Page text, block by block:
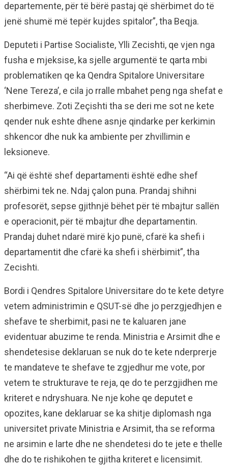
departemente, për të bërë pastaj që shërbimet do të
jenë shumë më tepër kujdes spitalor”, tha Beqja.
Deputeti i Partise Socialiste, Ylli Zecishti, qe vjen nga
fusha e mjeksise, ka sjelle argumentë te qarta mbi
problematiken qe ka Qendra Spitalore Universitare
‘Nene Tereza’, e cila jo rralle mbahet peng nga shefat e
sherbimeve. Zoti Zeçishti tha se deri me sot ne kete
qender nuk eshte dhene asnje qindarke per kerkimin
shkencor dhe nuk ka ambiente per zhvillimin e
leksioneve.
“Ai që është shef departamenti është edhe shef
shërbimi tek ne. Ndaj çalon puna. Prandaj shihni
profesorët, sepse gjithnjë bëhet për të mbajtur sallën
e operacionit, për të mbajtur dhe departamentin.
Prandaj duhet ndarë mirë kjo punë, cfarë ka shefi i
departamentit dhe cfarë ka shefi i shërbimit”, tha
Zecishti.
Bordi i Qendres Spitalore Universitare do te kete detyre
vetem administrimin e QSUT-së dhe jo perzgjedhjen e
shefave te sherbimit, pasi ne te kaluaren jane
evidentuar abuzime te renda. Ministria e Arsimit dhe e
shendetesise deklaruan se nuk do te kete nderprerje
te mandateve te shefave te zgjedhur me vote, por
vetem te strukturave te reja, qe do te perzgjidhen me
kriteret e ndryshuara. Ne nje kohe qe deputet e
opozites, kane deklaruar se ka shitje diplomash nga
universitet private Ministria e Arsimit, tha se reforma
ne arsimin e larte dhe ne shendetesi do te jete e thelle
dhe do te rishikohen te gjitha kriteret e licensimit.